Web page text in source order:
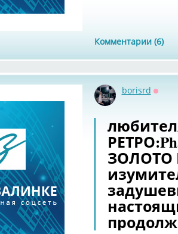
Комментарии (6)
borisrd
ЗОЛОТО